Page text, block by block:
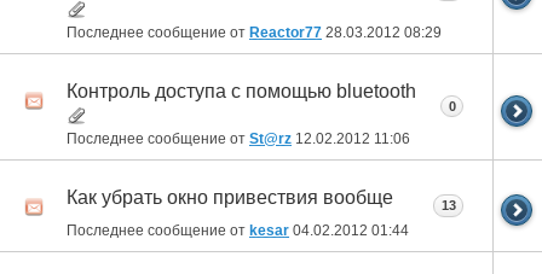
Последнее сообщение от Reactor77 28.03.2012 08:29
Контроль доступа с помощью bluetooth
Последнее сообщение от St@rz 12.02.2012 11:06
0
Как убрать окно привествия вообще
Последнее сообщение от kesar 04.02.2012 01:44
13